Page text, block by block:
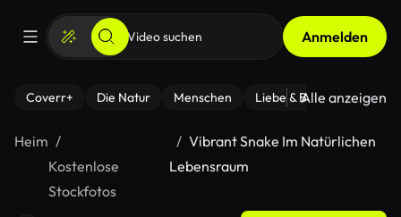
Anmelden
Coverr+ Die Natur Menschen Liebe & Beziehungen
Alle anzeigen
Heim
Kostenlose
Stockfotos
Vibrant Snake Im Natürlichen
Lebensraum